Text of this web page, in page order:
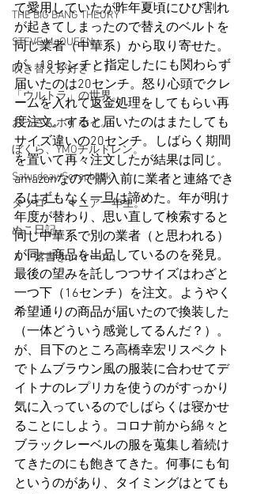
THE BIG BANG THEORY
STEVE McQUEEN
吹き替えが好き！！
「ウルトラ」の世界。
おっさんホイホイ。
ぼくら、YMOチルドレン。
Saturdeay Scrapbook
タツロー・マニア一年生。
ぬこ日記。
ＡＩ落書きシリーズ。
て愛用していたが昨年夏頃にひび割れ
が起きてしまったので替えのベルトを
同じ業者（中華系）から取り寄せた。
が、18センチと指定したにも関わらず
届いたのは20センチ。怒り心頭でクレ
ームを入れて返金処理をしてもらい再
度注文。すると届いたのはまたしても
サイズ違いの20センチ。しばらく期間
を置いて再々注文したが結果は同じ。
amazonなので購入前に業者と連絡でき
るはずもなく一旦は諦めた。年が明け
年度が替わり、思い直して検索すると
同じ中華系で別の業者（と思われる）
が同一商品を出品しているのを発見。
最後の望みを託しつつサイズはわざと
一つ下（16センチ）を注文。ようやく
希望通りの商品が届いたので換装した
（一体どういう感覚してるんだ？）。
が、目下のところ高橋幸宏リスペクト
でトムブラウン風の服装に合わせてデ
イトナのレプリカを使うのがすっかり
気に入っているのでしばらくは寝かせ
ることにしよう。コロナ前から綿々と
ブラックレーベルの服を蒐集し着続け
てきたのにも飽きてきた。何事にも旬
というのがあり、タイミングはとても